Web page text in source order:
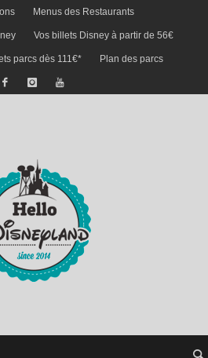
Menus des Restaurants
Vos billets Disney à partir de 56€
parcs dès 111€* Plan des parcs